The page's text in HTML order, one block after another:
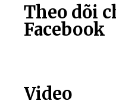
Theo dõi
Facebook
Video